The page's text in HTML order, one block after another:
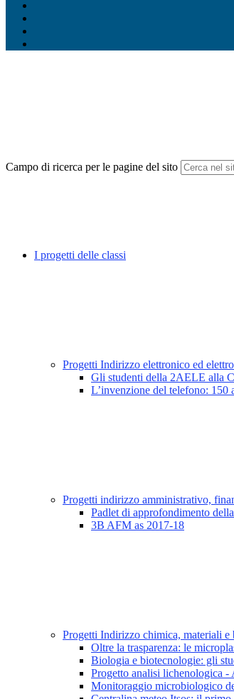
Campo di ricerca per le pagine del sito
I progetti delle classi
Progetti Indirizzo elettronico ed
Gli studenti della 2AELE alla
L’invenzione del telefono:
Progetti indirizzo amministrativo,
Padlet di approfondimento
3B AFM as 2017-18
Progetti Indirizzo chimica, materiali e
Oltre la trasparenza: le
Biologia e biotecnologie: gli
Progetto analisi lichenologica -
Monitoraggio microbiologico